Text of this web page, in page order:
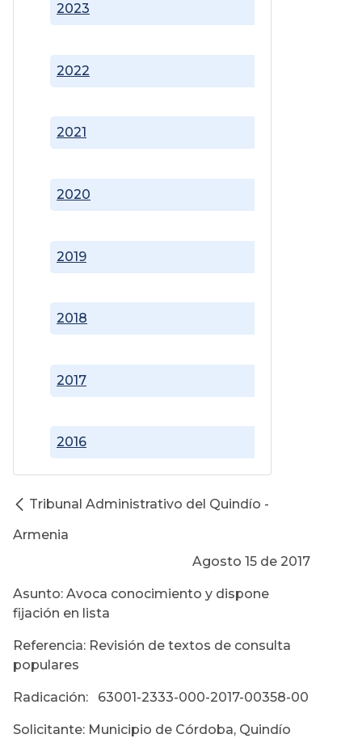
2016
2017
2018
2019
2020
2021
2022
2023
Tribunal Administrativo del Quindío -
Armenia
Agosto 15 de 2017
Asunto: Avoca conocimiento y dispone
fijación en lista
Referencia: Revisión de textos de consulta
populares
Radicación: 63001-2333-000-2017-00358-00
Solicitante: Municipio de Córdoba, Quindío